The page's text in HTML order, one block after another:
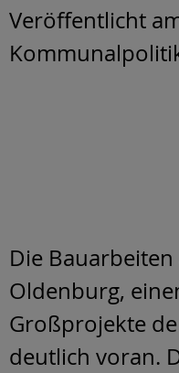
Veröffentlicht
Die
Oldenburg,
Großprojekte
deutlich voran.